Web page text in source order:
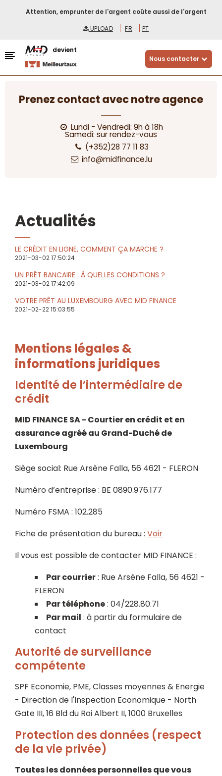
Attention, emprunter de l'argent coûte aussi de l'argent
UPLOAD
FR PT
devient
Nous contacter
Prenez contact avec notre agence
Lundi - Vendredi: 9h à 18h
Samedi: sur rendez-vous
(+352)28 77 11 83
info@midfinance.lu
Actualités
LE CRÉDIT EN LIGNE, COMMENT ÇA MARCHE ?
2021-03-02 17:50:24
UN PRÊT BANCAIRE : À QUELLES CONDITIONS ?
2021-03-02 17:42:09
VOTRE PRÊT AU LUXEMBOURG AVEC MID FINANCE
2021-02-22 15:03:55
Mentions légales &
informations juridiques
Identité de l’intermédiaire de
crédit
MID FINANCE SA - Courtier en crédit et en
assurance agréé au Grand-Duché de
Luxembourg
Siège social: Rue Arsène Falla, 56 4621 - FLERON
Numéro d’entreprise : BE 0890.976.177
Numéro FSMA : 102.285
Fiche de présentation du bureau : Voir
Il vous est possible de contacter MID FINANCE :
Par courrier: Rue Arsène Falla, 56 4621 -
FLERON
Par téléphone: 04/228.80.71
Par mail : à partir du formulaire de
contact
Autorité de surveillance
compétente
SPF Economie, PME, Classes moyennes & Energie
- Direction de l'Inspection Economique - North
Gate III, 16 Bld du Roi Albert II, 1000 Bruxelles
Protection des données (respect
de la vie privée)
Toutes les données personnelles que vous